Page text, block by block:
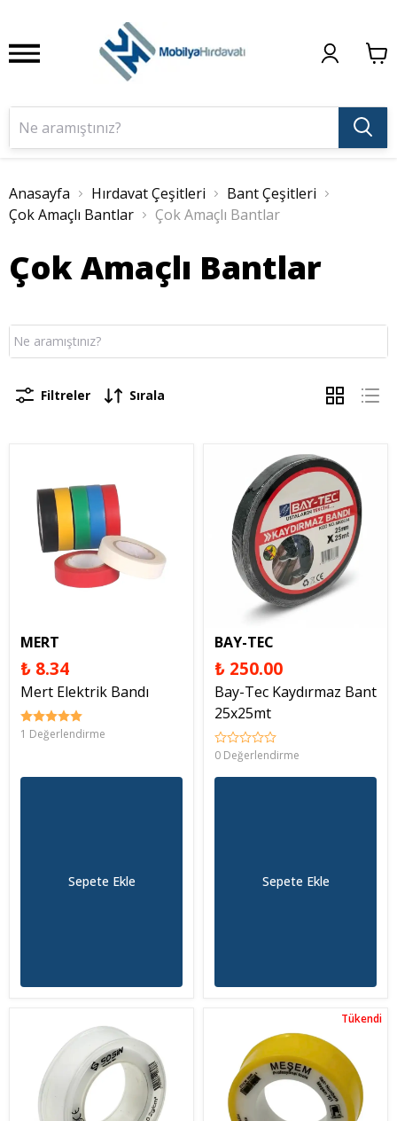
Anasayfa Hırdavat Çeşitleri
Bant Çeşitleri
Çok Amaçlı Bantlar
Çok Amaçlı Bantlar
Çok Amaçlı Bantlar
Filtreler Sırala
MERT
₺ 8.34
Mert Elektrik Bandı
1 Değerlendirme
Sepete Ekle
BAY-TEC
₺ 250.00
Bay-Tec Kaydırmaz Bant
25x25mt
0 Değerlendirme
Sepete Ekle
Tükendi